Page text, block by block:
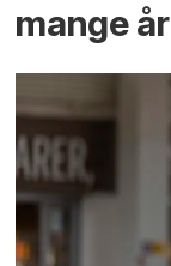
mange år